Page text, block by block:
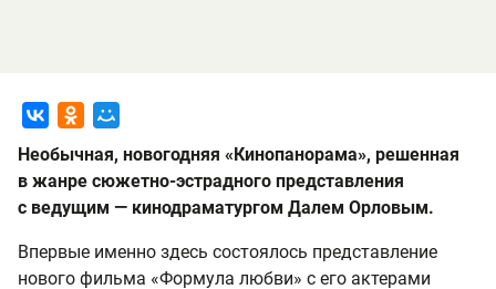
Необычная, новогодняя «Кинопанорама», решенная
в жанре сюжетно-эстрадного представления
с ведущим — кинодраматургом Далем Орловым.
Впервые именно здесь состоялось представление
нового фильма «Формула любви» с его актерами